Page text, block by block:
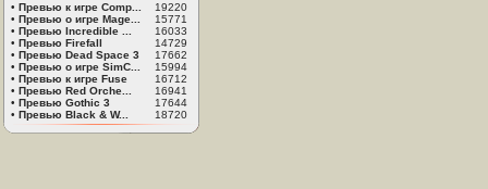
• Превью к игре Comp...
19220
• Превью о игре Mage...
15771
• Превью Incredible ...
16033
• Превью Firefall
14729
• Превью Dead Space 3
17662
• Превью о игре SimC...
15994
• Превью к игре Fuse
16712
• Превью Red Orche...
16941
• Превью Gothic 3
17644
• Превью Black & W... 18720